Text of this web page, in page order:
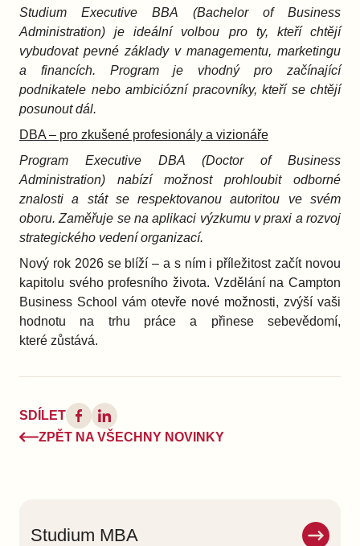
Studium Executive BBA (Bachelor of Business
Administration) je ideální volbou pro ty, kteří chtějí
vybudovat pevné základy v managementu, marketingu
a financích. Program je vhodný pro začínající
podnikatele nebo ambiciózní pracovníky, kteří se chtějí
posunout dál.
DBA – pro zkušené profesionály a vizionáře
Program Executive DBA (Doctor of Business
Administration) nabízí možnost prohloubit odborné
znalosti a stát se respektovanou autoritou ve svém
oboru. Zaměřuje se na aplikaci výzkumu v praxi a rozvoj
strategického vedení organizací.
Nový rok 2026 se blíží – a s ním i příležitost začít novou
kapitolu svého profesního života. Vzdělání na Campton
Business School vám otevře nové možnosti, zvýší vaši
hodnotu na trhu práce a přinese sebevědomí,
které zůstává.
ZPĚT NA VŠECHNY NOVINKY
SDÍLET
Studium MBA